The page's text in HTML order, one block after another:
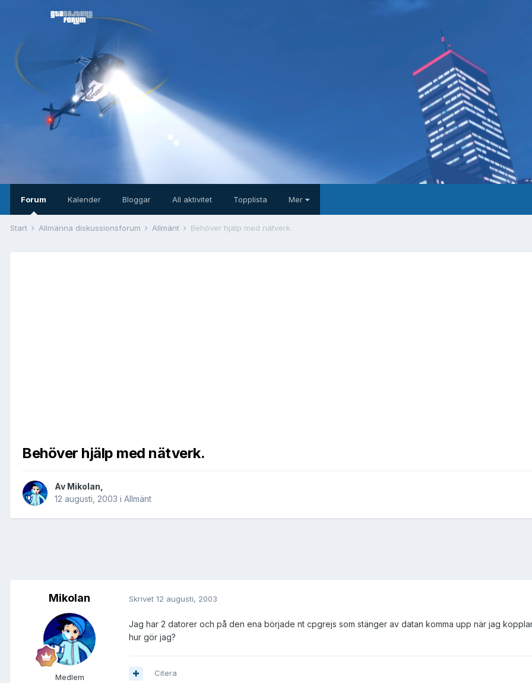
Forum Kalender Bloggar All aktivitet Topplista Mer
Start Allmänna diskussionsforum Allmänt Behöver hjälp med nätverk.
Behöver hjälp med nätverk.
Av Mikolan
12 augusti, 2003 i Allmänt
Mikolan
Medlem
Skrivet 12 augusti, 2003
Jag har 2 datorer och på den ena började nt cpgrejs som stänger av datan komma upp när jag
hur gör jag?
Citera